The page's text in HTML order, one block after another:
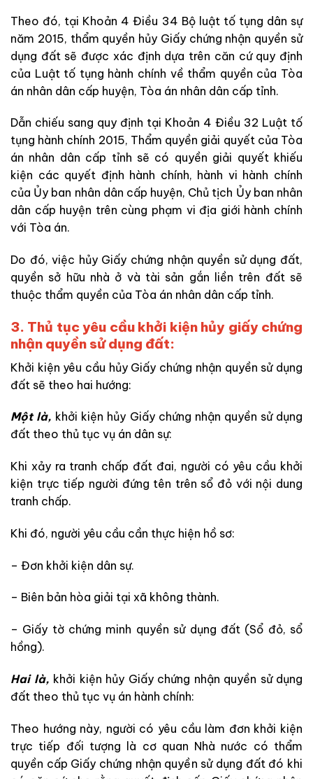
Theo đó, tại Khoản 4Điều 34 Bộ luật tố tụng dân sự
năm 2015, thẩm quyền hủy Giấy chứng nhận quyền sử
dụng đất sẽ được xác định dựa trên căn cứ quy định
của Luật tố tụng hành chính về thẩm quyền của Tòa
án nhân dân cấp huyện, Tòa án nhân dân cấp tỉnh.
Dẫn chiếu sang quy định tại Khoản 4 Điều 32 Luật tố
tụng hành chính 2015, Thẩm quyền giải quyết của Tòa
án nhân dân cấp tỉnh sẽ có quyền giải quyết khiếu
kiện các quyết định hành chính, hành vi hành chính
của Ủy ban nhân dân cấp huyện, Chủ tịch Ủy ban nhân
dân cấp huyện trên cùng phạm vi địa giới hành chính
với Tòa án.
Do đó, việc hủy Giấy chứng nhận quyền sử dụng đất,
quyền sở hữu nhà ở và tài sản gắn liền trên đất sẽ
thuộc thẩm quyền của Tòa án nhân dân cấp tỉnh.
3. Thủ tục yêu cầu khởi kiện hủy giấy chứng
nhận quyền sử dụng đất:
Khởi kiện yêu cầu hủy Giấy chứng nhận quyền sử dụng
đất sẽ theo hai hướng:
Một là, khởi kiện hủy Giấy chứng nhận quyền sử dụng
đất theo thủ tục vụ án dân sự:
Khi xảy ra tranh chấp đất đai, người có yêu cầu khởi
kiện trực tiếp người đứng tên trên sổ đỏ với nội dung
tranh chấp.
Khi đó, người yêu cầu cần thực hiện hồ sơ:
– Đơn khởi kiện dân sự.
– Biên bản hòa giải tại xã không thành.
– Giấy tờ chứng minh quyền sử dụng đất (Sổ đỏ, sổ
hồng).
Hai là, khởi kiện hủy Giấy chứng nhận quyền sử dụng
đất theo thủ tục vụ án hành chính:
Theo hướng này, người có yêu cầu làm đơn khởi kiện
trực tiếp đối tượng là cơ quan Nhà nước có thẩm
quyền cấp Giấy chứng nhận quyền sử dụng đất đó khi